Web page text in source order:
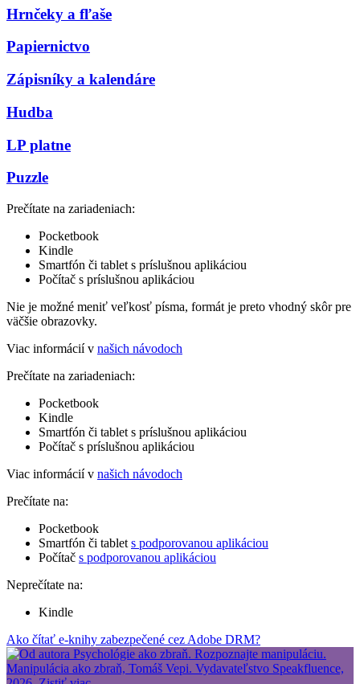
Hrnčeky a fľaše
Papiernictvo
Zápisníky a kalendáre
Hudba
LP platne
Puzzle
Prečítate na zariadeniach:
Pocketbook
Kindle
Smartfón či tablet s príslušnou aplikáciou
Počítač s príslušnou aplikáciou
Nie je možné meniť veľkosť písma, formát je preto vhodný skôr pre
väčšie obrazovky.
Viac informácií v našich návodoch
Prečítate na zariadeniach:
Pocketbook
Kindle
Smartfón či tablet s príslušnou aplikáciou
Počítač s príslušnou aplikáciou
Viac informácií v našich návodoch
Prečítate na:
Pocketbook
Smartfón či tablet s podporovanou aplikáciou
Počítač s podporovanou aplikáciou
Neprečítate na:
Kindle
Ako čítať e-knihy zabezpečené cez Adobe DRM?